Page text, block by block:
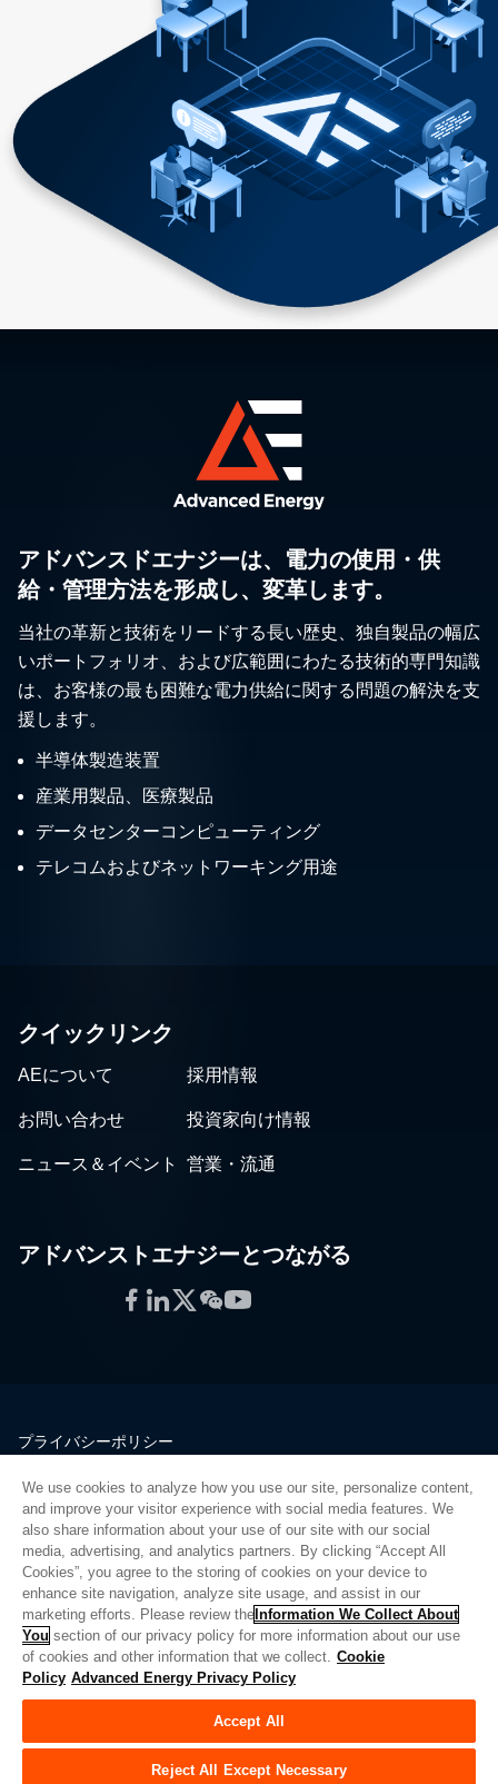
アドバンスドエナジーは、電力の使用・供
給・管理方法を形成し、変革します。
当社の革新と技術をリードする長い歴史、独自製品の幅広
いポートフォリオ、および広範囲にわたる技術的専門知識
は、お客様の最も困難な電力供給に関する問題の解決を支
援します。
半導体製造装置
産業用製品、医療製品
データセンターコンピューティング
テレコムおよびネットワーキング用途
クイックリンク
AEについて 採用情報
お問い合わせ 投資家向け情報
ニュース＆イベント 営業・流通
アドバンストエナジーとつながる
Facebook
LinkedIn
Twitter
WeChat
YouTube
プライバシーポリシー
品質
サイトマップ
サプライヤーポータル
UK Modern Slavery Act
Privacy Preferences
Do Not Sell or Share My Personal Information
Limit the Use of My Sensitive Personal Information
© Copyright 2026 アドバンスドエナジー | ビルド 39545
We use cookies to analyze how you use our site, personalize content,
and improve your visitor experience with social media features. We
also share information about your use of our site with our social
media, advertising, and analytics partners. By clicking “Accept All
Cookies”, you agree to the storing of cookies on your device to
enhance site navigation, analyze site usage, and assist in our
marketing efforts. Please review the Information We Collect About
You section of our privacy policy for more information about our use
of cookies and other information that we collect. Cookie
Policy Advanced Energy Privacy Policy
Accept All
Reject All Except Necessary